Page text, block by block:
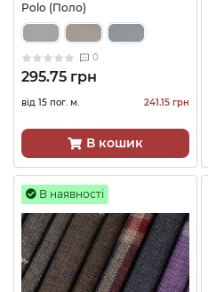
Polo (Поло)
0
295.75 грн
від 15 пог. м. 241.15 грн
В кошик
В наявності